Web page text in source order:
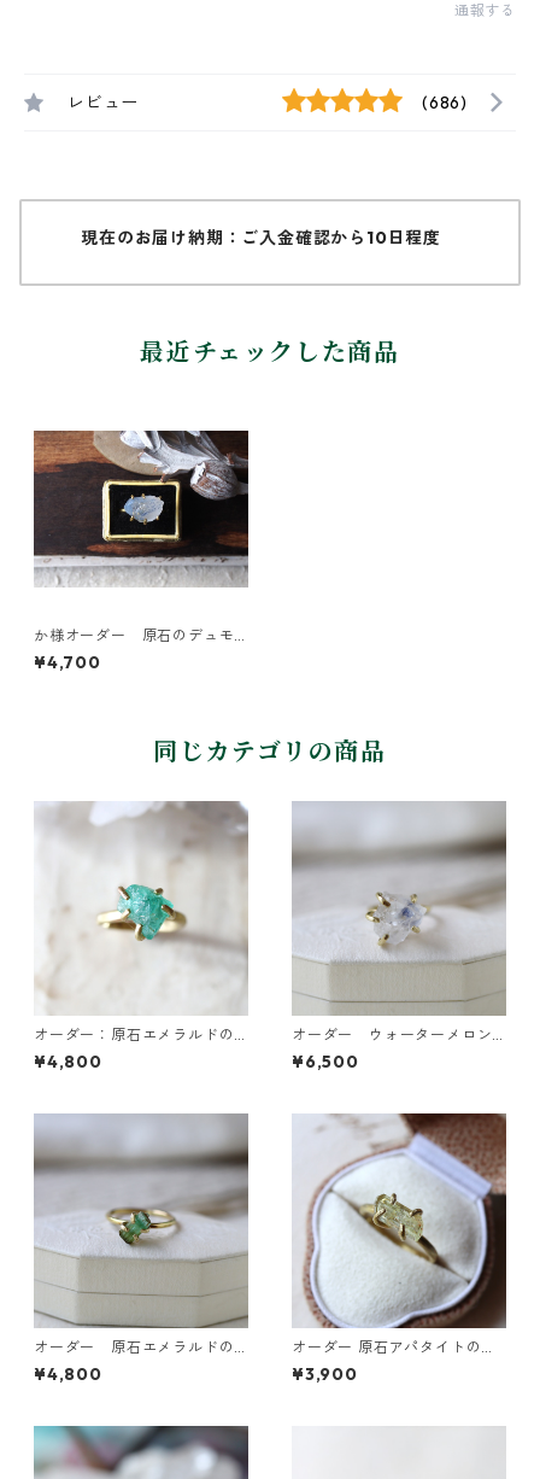
通報する
レビュー (686)
現在のお届け納期：ご入金確認から10日程度
最近チェックした商品
か様オーダー 原石のデュモ
ルチライトインクォーツのリ
ング
¥4,700
同じカテゴリの商品
オーダー：原石エメラルドの
イヤーカフ/リング
¥4,800
オーダー ウォーターメロン
トルマリンのピアス・デュモ
ルチライトインクォーツのリ
¥6,500
オーダー 原石エメラルドの
リング
¥4,800
オーダー 原石アパタイトのイ
ヤーカフ/リング
¥3,900